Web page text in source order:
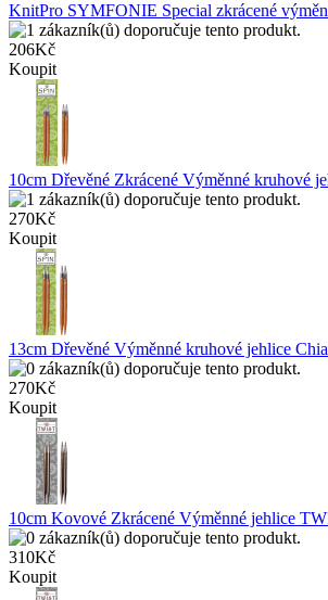
KnitPro SYMFONIE Special zkrácené
206Kč
Koupit
10cm Dřevěné Zkrácené Výměnné kruhové
270Kč
Koupit
13cm Dřevěné Výměnné kruhové jehlice
270Kč
Koupit
10cm Kovové Zkrácené Výměnné jehlice
310Kč
Koupit